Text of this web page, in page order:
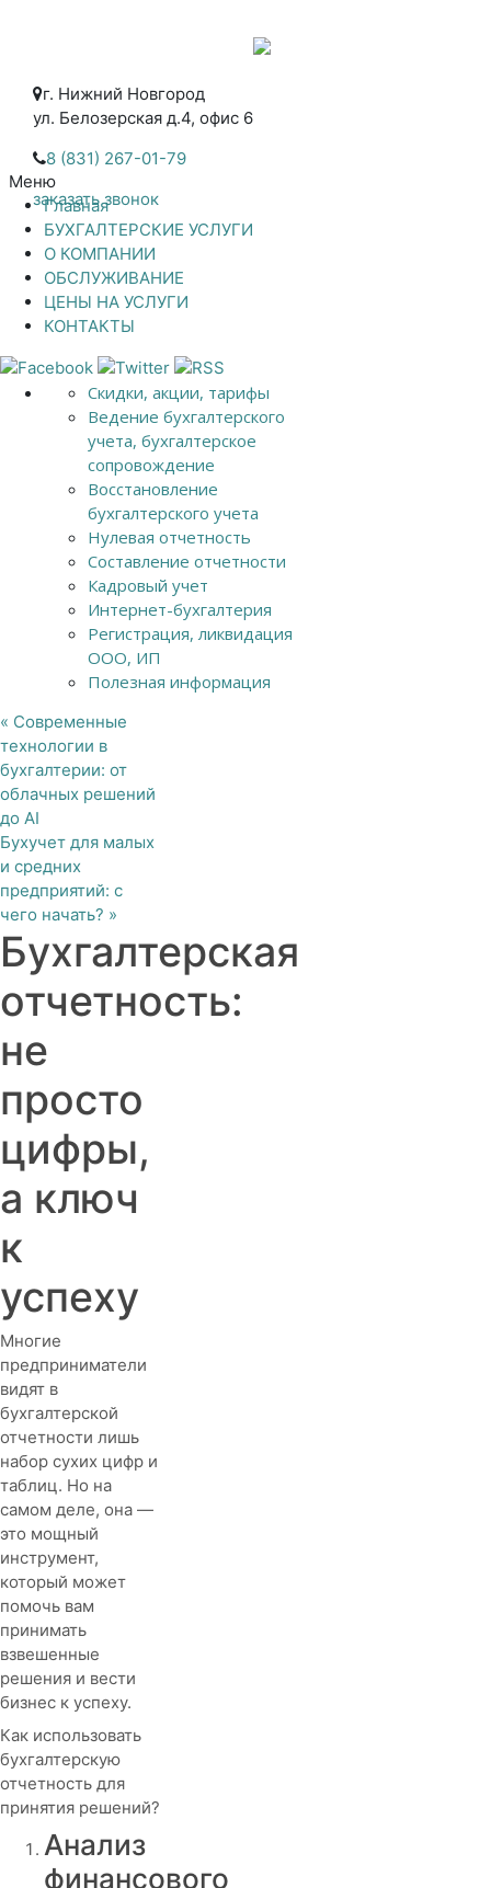
г. Нижний Новгород
ул. Белозерская д.4, офис 6
8 (831) 267-01-79
заказать звонок
Меню
Главная
БУХГАЛТЕРСКИЕ УСЛУГИ
О КОМПАНИИ
ОБСЛУЖИВАНИЕ
ЦЕНЫ НА УСЛУГИ
КОНТАКТЫ
Скидки, акции, тарифы
Ведение бухгалтерского
учета, бухгалтерское
сопровождение
Восстановление
бухгалтерского учета
Нулевая отчетность
Составление отчетности
Кадровый учет
Интернет-бухгалтерия
Регистрация, ликвидация
ООО, ИП
Полезная информация
« Современные
технологии в
бухгалтерии: от
облачных решений
до AI
Бухучет для малых
и средних
предприятий: с
чего начать? »
Бухгалтерская
отчетность:
не
просто
цифры,
а ключ
к
успеху
Многие
предприниматели
видят в
бухгалтерской
отчетности лишь
набор сухих цифр и
таблиц. Но на
самом деле, она —
это мощный
инструмент,
который может
помочь вам
принимать
взвешенные
решения и вести
бизнес к успеху.
Как использовать
бухгалтерскую
отчетность для
принятия решений?
Анализ
финансового